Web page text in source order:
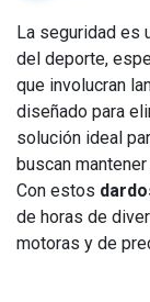
La seguridad es
del deporte,
que involucran
diseñado para
solución ideal
buscan
Con estos
de horas de
motoras y de